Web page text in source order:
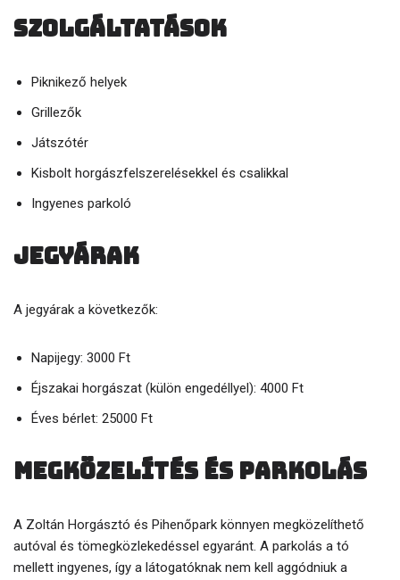
Szolgáltatások
Piknikező helyek
Grillezők
Játszótér
Kisbolt horgászfelszerelésekkel és csalikkal
Ingyenes parkoló
Jegyárak
A jegyárak a következők:
Napijegy: 3000 Ft
Éjszakai horgászat (külön engedéllyel): 4000 Ft
Éves bérlet: 25000 Ft
Megközelítés és parkolás
A Zoltán Horgásztó és Pihenőpark könnyen megközelíthető
autóval és tömegközlekedéssel egyaránt. A parkolás a tó
mellett ingyenes, így a látogatóknak nem kell aggódniuk a